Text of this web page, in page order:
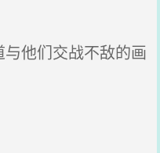
他们交战不敌的画